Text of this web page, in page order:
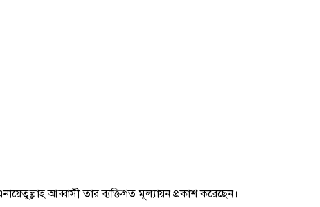
আব্বাসী তার ব্যক্তিগত মূল্যায়ন প্রকাশ করেছেন।